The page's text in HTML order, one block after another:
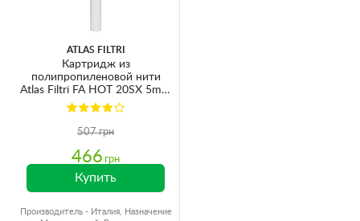
ATLAS FILTRI
Картридж из
полипропиленовой нити
Atlas Filtri FA HOT 20SX 5mcr
Ø60x510мм 80°C (очистка от
механических примесей)
RE5387108
507 грн
466 грн
Купить
Производитель - Италия, Назначение